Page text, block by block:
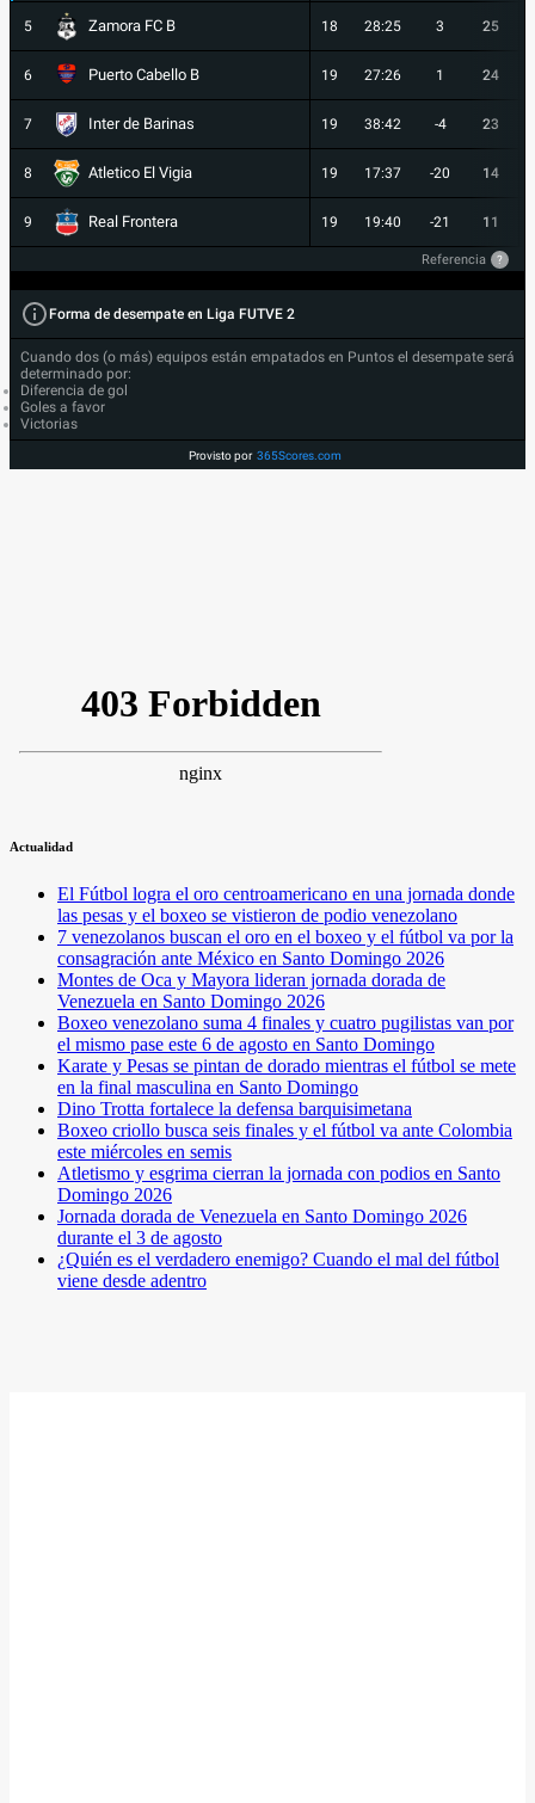
5 Zamora FC B 18 28:25 3 25
6 Puerto Cabello B 19 27:26 1 24
7 Inter de Barinas 19 38:42 -4 23
8 Atletico El Vigia 19 17:37 -20 14
9 Real Frontera 19 19:40 -21 11
Referencia ?
Forma de desempate en Liga FUTVE 2
Cuando dos (o más) equipos están empatados en Puntos el desempate será
determinado por:
Diferencia de gol
Goles a favor
Victorias
Provisto por 365Scores.com
Actualidad
El Fútbol logra el oro centroamericano en una jornada donde
las pesas y el boxeo se vistieron de podio venezolano
7 venezolanos buscan el oro en el boxeo y el fútbol va por la
consagración ante México en Santo Domingo 2026
Montes de Oca y Mayora lideran jornada dorada de
Venezuela en Santo Domingo 2026
Boxeo venezolano suma 4 finales y cuatro pugilistas van por
el mismo pase este 6 de agosto en Santo Domingo
Karate y Pesas se pintan de dorado mientras el fútbol se mete
en la final masculina en Santo Domingo
Dino Trotta fortalece la defensa barquisimetana
Boxeo criollo busca seis finales y el fútbol va ante Colombia
este miércoles en semis
Atletismo y esgrima cierran la jornada con podios en Santo
Domingo 2026
Jornada dorada de Venezuela en Santo Domingo 2026
durante el 3 de agosto
¿Quién es el verdadero enemigo? Cuando el mal del fútbol
viene desde adentro